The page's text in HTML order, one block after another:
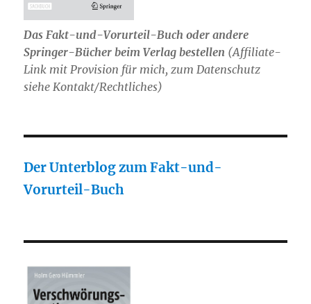
Das Fakt-und-Vorurteil-Buch oder andere
Springer-Bücher beim Verlag bestellen (Affiliate-
Link mit Provision für mich, zum Datenschutz
siehe Kontakt/Rechtliches)
Der Unterblog zum Fakt-und-
Vorurteil-Buch